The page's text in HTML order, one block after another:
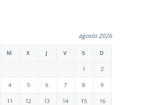
agosto 2026
M X J V S D
1 2
4 5 6 7 8 9
11 12 13 14 15 16